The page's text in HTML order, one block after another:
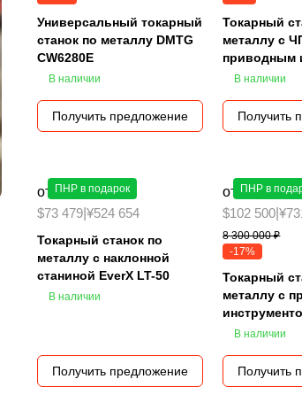
Универсальный токарный
станок по металлу DMTG
CW6280E
В наличии
Получить предложение
Токарный
металлу с
приводным
DMTG CT40H
В наличии
Получить
ПНР в подарок
от 5 950 000 ₽
$73 479 ¥524 654
Токарный станок по
металлу с наклонной
станиной EverX LT-50
В наличии
Получить предложение
ПНР в
от 6 900
$102 500 |
8 300 000 ₽
-17%
Токарный
металлу с
40H-600
В наличии
Получить